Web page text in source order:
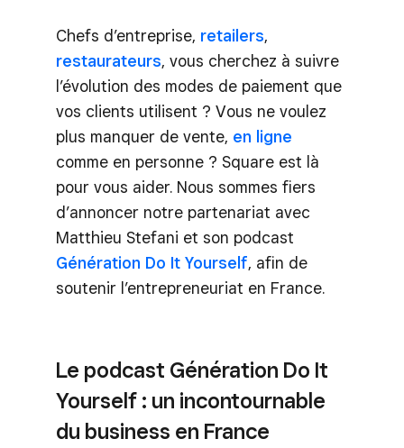
Chefs d’entreprise, retailers,
restaurateurs, vous cherchez à suivre
l’évolution des modes de paiement que
vos clients utilisent ? Vous ne voulez
plus manquer de vente, en ligne
comme en personne ? Square est là
pour vous aider. Nous sommes fiers
d’annoncer notre partenariat avec
Matthieu Stefani et son podcast
Génération Do It Yourself, afin de
soutenir l’entrepreneuriat en France.
Le podcast Génération Do It
Yourself : un incontournable
du business en France